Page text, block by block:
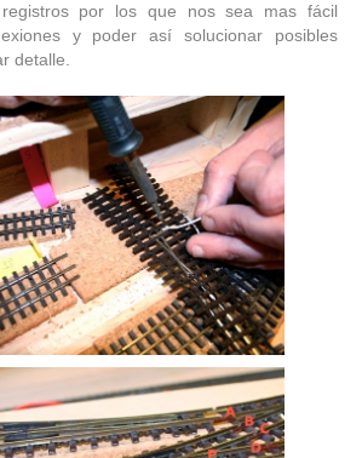
por los que nos sea mas fácil
y poder así solucionar posibles
detalle.